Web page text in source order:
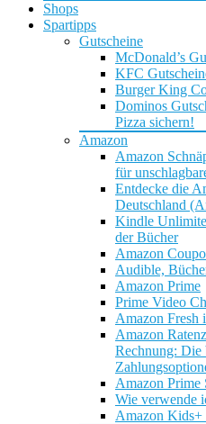
Shops
Spartipps
Gutscheine
McDonald’s
KFC
Burger King
Dominos
Pizza sichern!
Amazon
Amazon
für
Entdecke die
Deutschland
Kindle
der Bücher
Amazon
Audible,
Amazon Prime
Prime Video
Amazon Fresh
Amazon
Rechnung: Die
Amazon Prime
Wie verwende
Amazon Kids+